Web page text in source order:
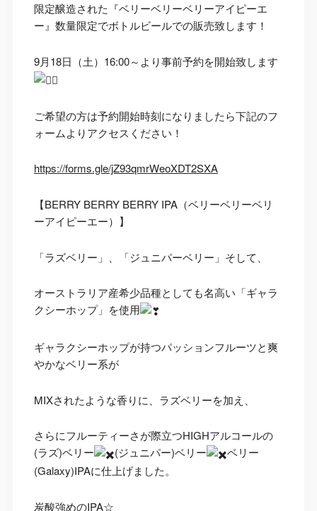
限定醸造された『ベリーベリーベリーアイピーエ
ー』数量限定でボトルビールでの販売致します！
9月18日（土）16:00～より事前予約を開始致します
ご希望の方は予約開始時刻になりましたら下記のフ
ォームよりアクセスください！
https://forms.gle/jZ93qmrWeoXDT2SXA
【BERRY BERRY BERRY IPA（ベリーベリーベリ
ーアイピーエー）】
「ラズベリー」、「ジュニパーベリー」そして、
オーストラリア産希少品種としても名高い「ギャラ
クシーホップ」を使用
ギャラクシーホップが持つパッションフルーツと爽
やかなベリー系が
MIXされたような香りに、ラズベリーを加え、
さらにフルーティーさが際立つHIGHアルコールの
(ラズ)ベリー
(ジュニパー)ベリー
ベリー
(Galaxy)IPAに仕上げました。
炭酸強めのIPA☆